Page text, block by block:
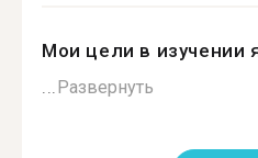
Мои цели в изучении
...Развернуть